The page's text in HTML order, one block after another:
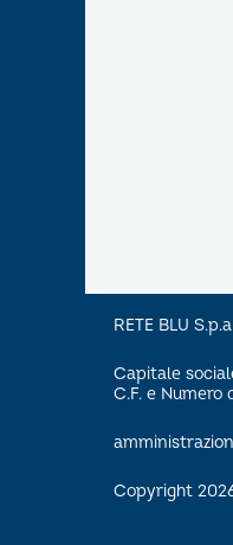
RETE BLU
Capitale
C.F. e Numero
Copyright